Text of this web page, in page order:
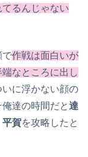
るんじゃない
で作戦は面白いが
なところに出し
に浮かない顔の
達の時間だと達
平賀を攻略したと